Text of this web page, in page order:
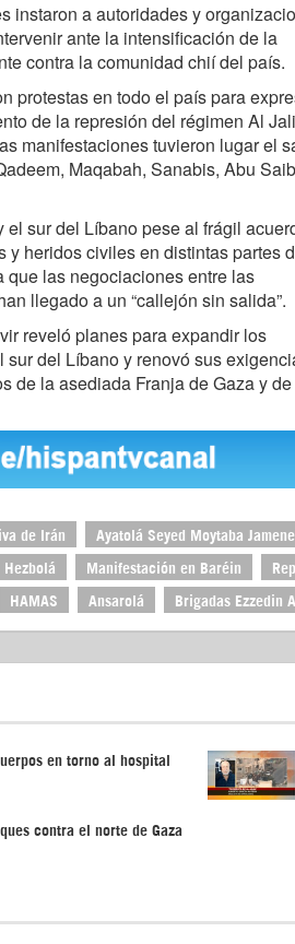
instaron a autoridades y
ante la intensificación de la
contra la comunidad chií del país.
protestas en todo el país para
de la represión del régimen Al
manifestaciones tuvieron lugar el
Maqabah, Sanabis, Abu
sur del Líbano pese al frágil
y heridos civiles en distintas partes
las negociaciones entre las
llegado a un “callejón sin salida”.
reveló planes para expandir los
del Líbano y renovó sus
de la asediada Franja de Gaza y de
de Irán Ayatolá Seyed Moytaba
Hezbolá Manifestación en Baréin
HAMAS Ansarolá Brigadas Ezzedin
en torno al hospital
contra el norte de Gaza